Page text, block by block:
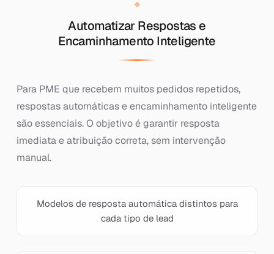
Automatizar Respostas e
Encaminhamento Inteligente
Para PME que recebem muitos pedidos repetidos,
respostas automáticas e encaminhamento inteligente
são essenciais. O objetivo é garantir resposta
imediata e atribuição correta, sem intervenção
manual.
Modelos de resposta automática distintos para
cada tipo de lead